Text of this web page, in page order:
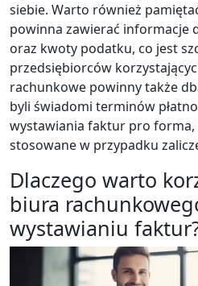
siebie. Warto również
powinna zawierać informacje
oraz kwoty podatku, co jest
przedsiębiorców
rachunkowe powinny także
byli świadomi terminów
wystawiania faktur pro
stosowane w przypadku
Dlaczego warto
biura
wystawianiu